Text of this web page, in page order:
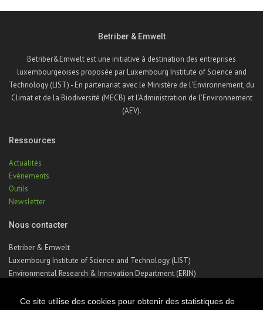
Ce site utilise des cookies pour obtenir des statistiques de
Betriber & Emwelt
Betriber&Emwelt est une initiative à destination des entreprises
luxembourgeoises proposée par Luxembourg Institute of Science and
Technology (LIST) - En partenariat avec le Ministère de l'Environnement, du
Climat et de la Biodiversité (MECB) et l'Administration de l'Environnement
(AEV).
Ressources
Actualités
Evénements
Outils
Newsletter
Nous contacter
Betriber & Emwelt
Luxembourg Institute of Science and Technology (LIST)
Environmental Research & Innovation Department (ERIN)
Téléphone : +352 275 888 – 1